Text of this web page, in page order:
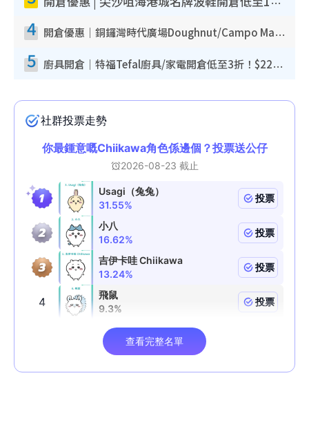
4 開倉優惠｜銅鑼灣時代廣場Doughnut/Campo Marzio開倉低至1折！背囊、書包、手袋劈價$200起
5 廚具開倉｜特福Tefal廚具/家電開倉低至3折！$220起買平底鍋/炒鑊/湯煲！電飯煲/吸塵機/燙斗$418起